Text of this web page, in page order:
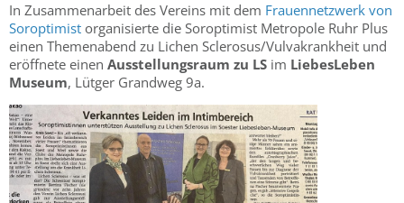
In Zusammenarbeit des Vereins mit dem Frauennetzwerk von
Soroptimist organisierte die Soroptimist Metropole Ruhr Plus
einen Themenabend zu Lichen Sclerosus/Vulvakrankheit und
eröffnete einen Ausstellungsraum zu LS im LiebesLeben
Museum, Lütger Grandweg 9a.